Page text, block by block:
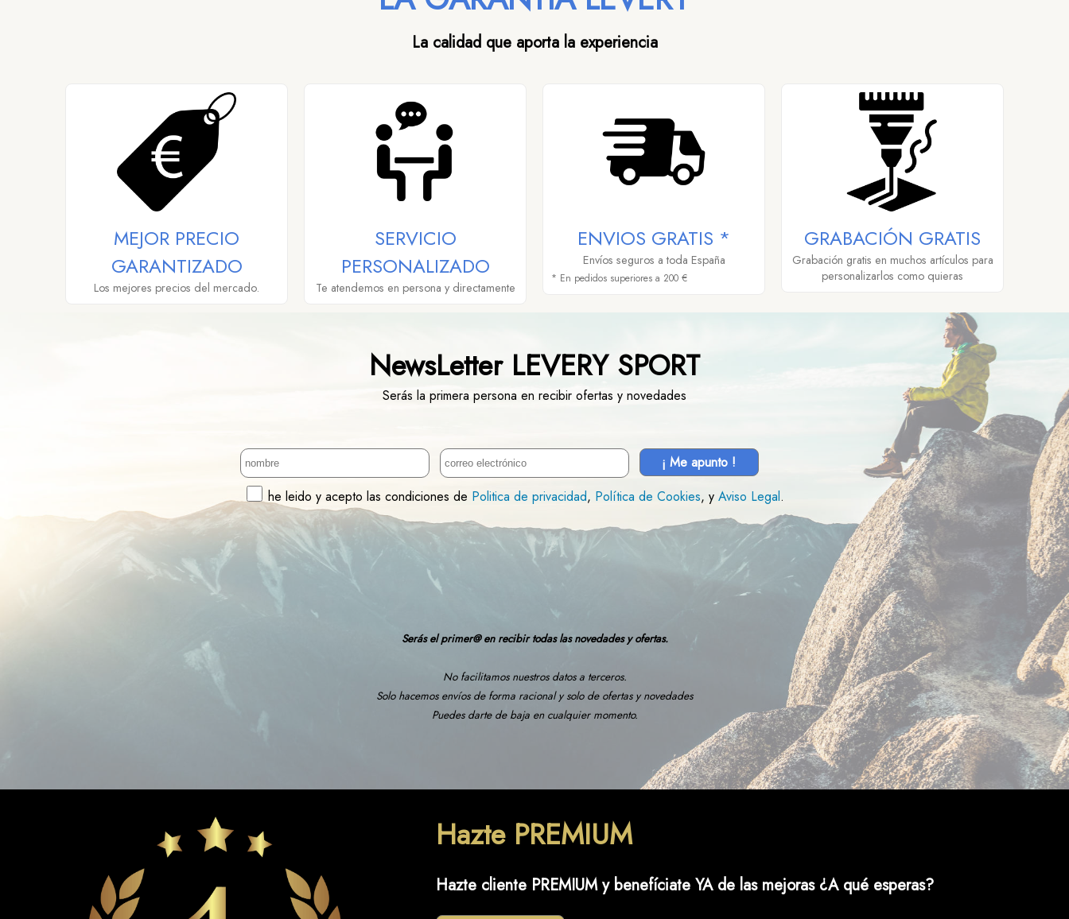
La calidad que aporta la experiencia
MEJOR PRECIO
GARANTIZADO
Los mejores precios del mercado.
SERVICIO
PERSONALIZADO
Te atendemos en persona y directamente
ENVIOS GRATIS *
Envíos seguros a toda España
* En pedidos superiores a 200 €
GRABACIÓN GRATIS
Grabación gratis en muchos artículos para
personalizarlos como quieras
NewsLetter LEVERY SPORT
Serás la primera persona en recibir ofertas y novedades
¡ Me apunto !
he leido y acepto las condiciones de Politica de privacidad, Política de Cookies, y Aviso Legal.
Serás el primer@ en recibir todas las novedades y ofertas.
No facilitamos nuestros datos a terceros.
Solo hacemos envíos de forma racional y solo de ofertas y novedades
Puedes darte de baja en cualquier momento.
Hazte PREMIUM
Hazte cliente PREMIUM y benefíciate YA de las mejoras ¿A qué esperas?